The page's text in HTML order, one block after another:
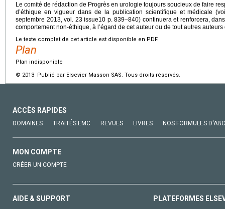
Le comité de rédaction de Progrès en urologie toujours soucieux de faire
d’éthique en vigueur dans de la publication scientifique et médicale
septembre 2013, vol. 23 issue10 p. 839–840) continuera et renforcera,
comportement non-éthique, à l’égard de cet auteur ou de tout autres
Le texte complet de cet article est disponible en PDF.
Plan
Plan indisponible
© 2013 Publié par Elsevier Masson SAS. Tous droits réservés.
ACCÈS RAPIDES
DOMAINES TRAITÉS EMC REVUES LIVRES NOS FORMULES
MON COMPTE
CRÉER UN COMPTE
AIDE & SUPPORT PLATEFORMES